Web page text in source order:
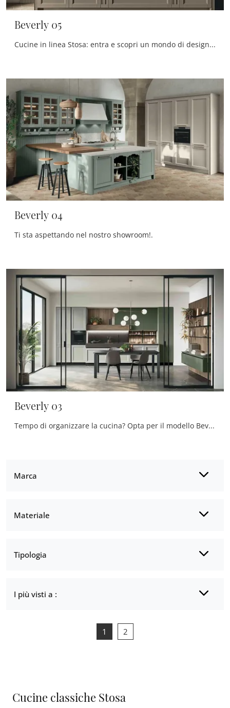
Marca
Materiale
Tipologia
I più visti a :
Beverly 05
Cucine in linea Stosa: entra e scopri un mondo di design e contenuto estetico! La cucina convenzionale Beverly 05 ti aspetta.
Beverly 04
Ti sta aspettando nel nostro showroom!.
Beverly 03
Tempo di organizzare la cucina? Opta per il modello Beverly 03 Stosa tra le nostre Cucine Classiche in linea.
1 2
Cucine classiche Stosa